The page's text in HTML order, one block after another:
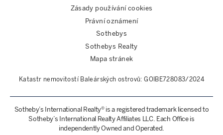
Zásady používání cookies
Právní oznámení
Sothebys
Sothebys Realty
Mapa stránek
Katastr nemovitostí Baleárských ostrovů: GOIBE728083/2024
Sotheby’s International Realty® is a registered trademark licensed to
Sotheby’s International Realty Affiliates LLC. Each Office is
independently Owned and Operated.